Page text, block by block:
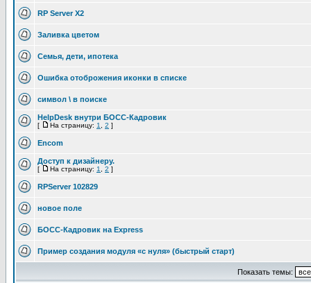
RP Server X2
Заливка цветом
Семья, дети, ипотека
Ошибка отоброжения иконки в списке
символ \ в поиске
HelpDesk внутри БОСС-Кадровик
[ На страницу: 1 2 ]
Encom
Доступ к дизайнеру.
[ На страницу: 1 2 ]
RPServer 102829
новое поле
БОСС-Кадровик на Express
Пример создания модуля «с нуля» (быстрый старт)
Показать темы: